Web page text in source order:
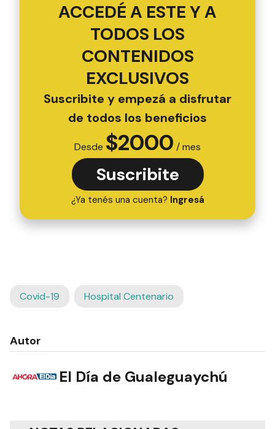
ACCEDÉ A ESTE Y A
TODOS LOS
CONTENIDOS
EXCLUSIVOS
Suscribite y empezá a disfrutar
de todos los beneficios
Desde $2000 / mes
Suscribite
¿Ya tenés una cuenta? Ingresá
Covid-19 Hospital Centenario
Autor
El Día de Gualeguaychú